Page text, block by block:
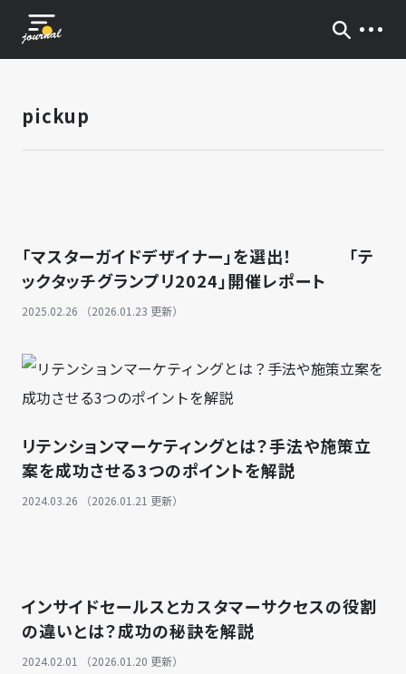
pickup
「マスターガイドデザイナー」を選出！ 「テ
ックタッチグランプリ2024」開催レポート
2025.02.26 （2026.01.23 更新）
リテンションマーケティングとは？手法や施策立
案を成功させる3つのポイントを解説
2024.03.26 （2026.01.21 更新）
インサイドセールスとカスタマーサクセスの役割
の違いとは？成功の秘訣を解説
2024.02.01 （2026.01.20 更新）